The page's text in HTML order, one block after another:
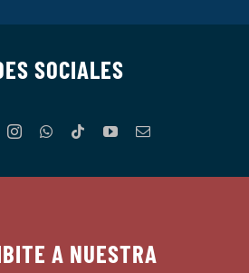
SOCIALES
A NUESTRA